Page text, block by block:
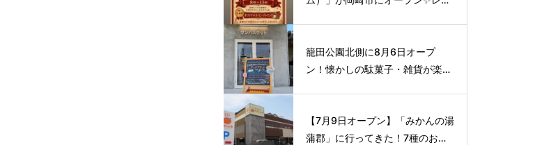
籠田公園北側に8月6日オープ
ン！懐かしの駄菓子・雑貨が楽し
【7月9日オープン】「みかんの湯
蒲郡」に行ってきた！7種のお風